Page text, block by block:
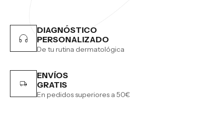
DIAGNÓSTICO
PERSONALIZADO
De tu rutina dermatológica
ENVÍOS
GRATIS
En pedidos superiores a 50€